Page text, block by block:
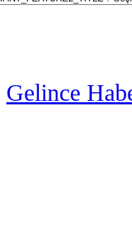
Gelince